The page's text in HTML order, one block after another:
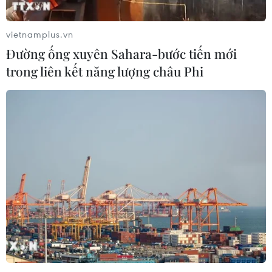
em
07/08/2026 04:28
Mỹ áp thuế 15% đối với nguyên liệu
quan trọng để sản xuất chip
thiết lập số dư an toàn của con cái
06/08/2026 23:44
ChatGPT cung cấp tính năng chat
không giới hạn cho người dùng miễn
phí
vietnamplus.vn
Đường ống xuyên Sahara-bước tiến mới
trong liên kết năng lượng châu Phi